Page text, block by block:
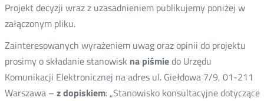
Projekt decyzji wraz z uzasadnieniem publikujemy poniżej w
załączonym pliku.
Zainteresowanych wyrażeniem uwag oraz opinii do projektu
prosimy o składanie stanowisk na piśmiedo Urzędu
Komunikacji Elektronicznej na adres ul. Giełdowa 7/9, 01-211
Warszawa – z dopiskiem: „Stanowisko konsultacyjne dotyczące